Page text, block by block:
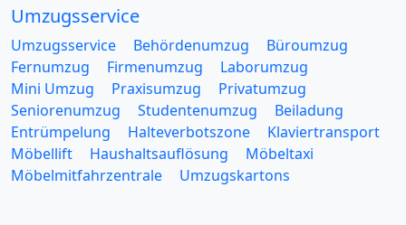
Umzugsservice
Umzugsservice Behördenumzug
Büroumzug
Fernumzug
Firmenumzug
Laborumzug
Mini Umzug
Praxisumzug
Privatumzug
Seniorenumzug
Studentenumzug
Beiladung
Entrümpelung
Halteverbotszone
Klaviertransport
Möbellift
Haushaltsauflösung
Möbeltaxi
Möbelmitfahrzentrale
Umzugskartons